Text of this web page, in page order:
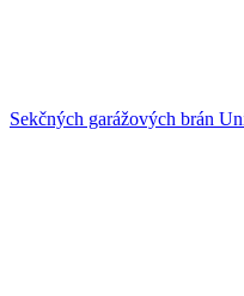
Sekčných garážových brán